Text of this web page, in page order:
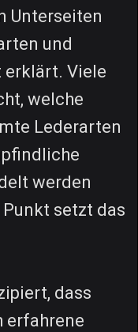
Unterseiten
und
Viele
welche
Lederarten
werden
setzt das
dass
erfahrene